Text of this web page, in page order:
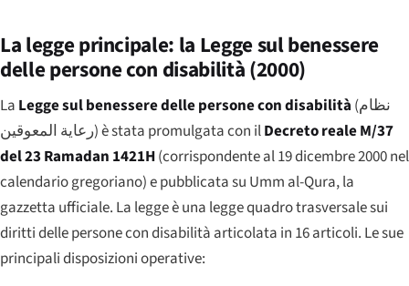
La legge principale: la Legge sul benessere
delle persone con disabilità (2000)
La Legge sul benessere delle persone con disabilità (نظام
رعاية المعوقين) è stata promulgata con ilDecreto reale M/37
del 23 Ramadan 1421H(corrispondente al 19 dicembre 2000 nel
calendario gregoriano) e pubblicata su Umm al-Qura, la
gazzetta ufficiale. La legge è una legge quadro trasversale sui
diritti delle persone con disabilità articolata in 16 articoli. Le sue
principali disposizioni operative: